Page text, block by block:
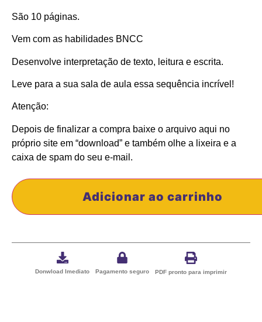
São 10 páginas.
Vem com as habilidades BNCC
Desenvolve interpretação de texto, leitura e escrita.
Leve para a sua sala de aula essa sequência incrível!
Atenção:
Depois de finalizar a compra baixe o arquivo aqui no
próprio site em “download” e também olhe a lixeira e a
caixa de spam do seu e-mail.
Adicionar ao carrinho
Donwload Imediato Pagamento seguro PDF pronto para imprimir